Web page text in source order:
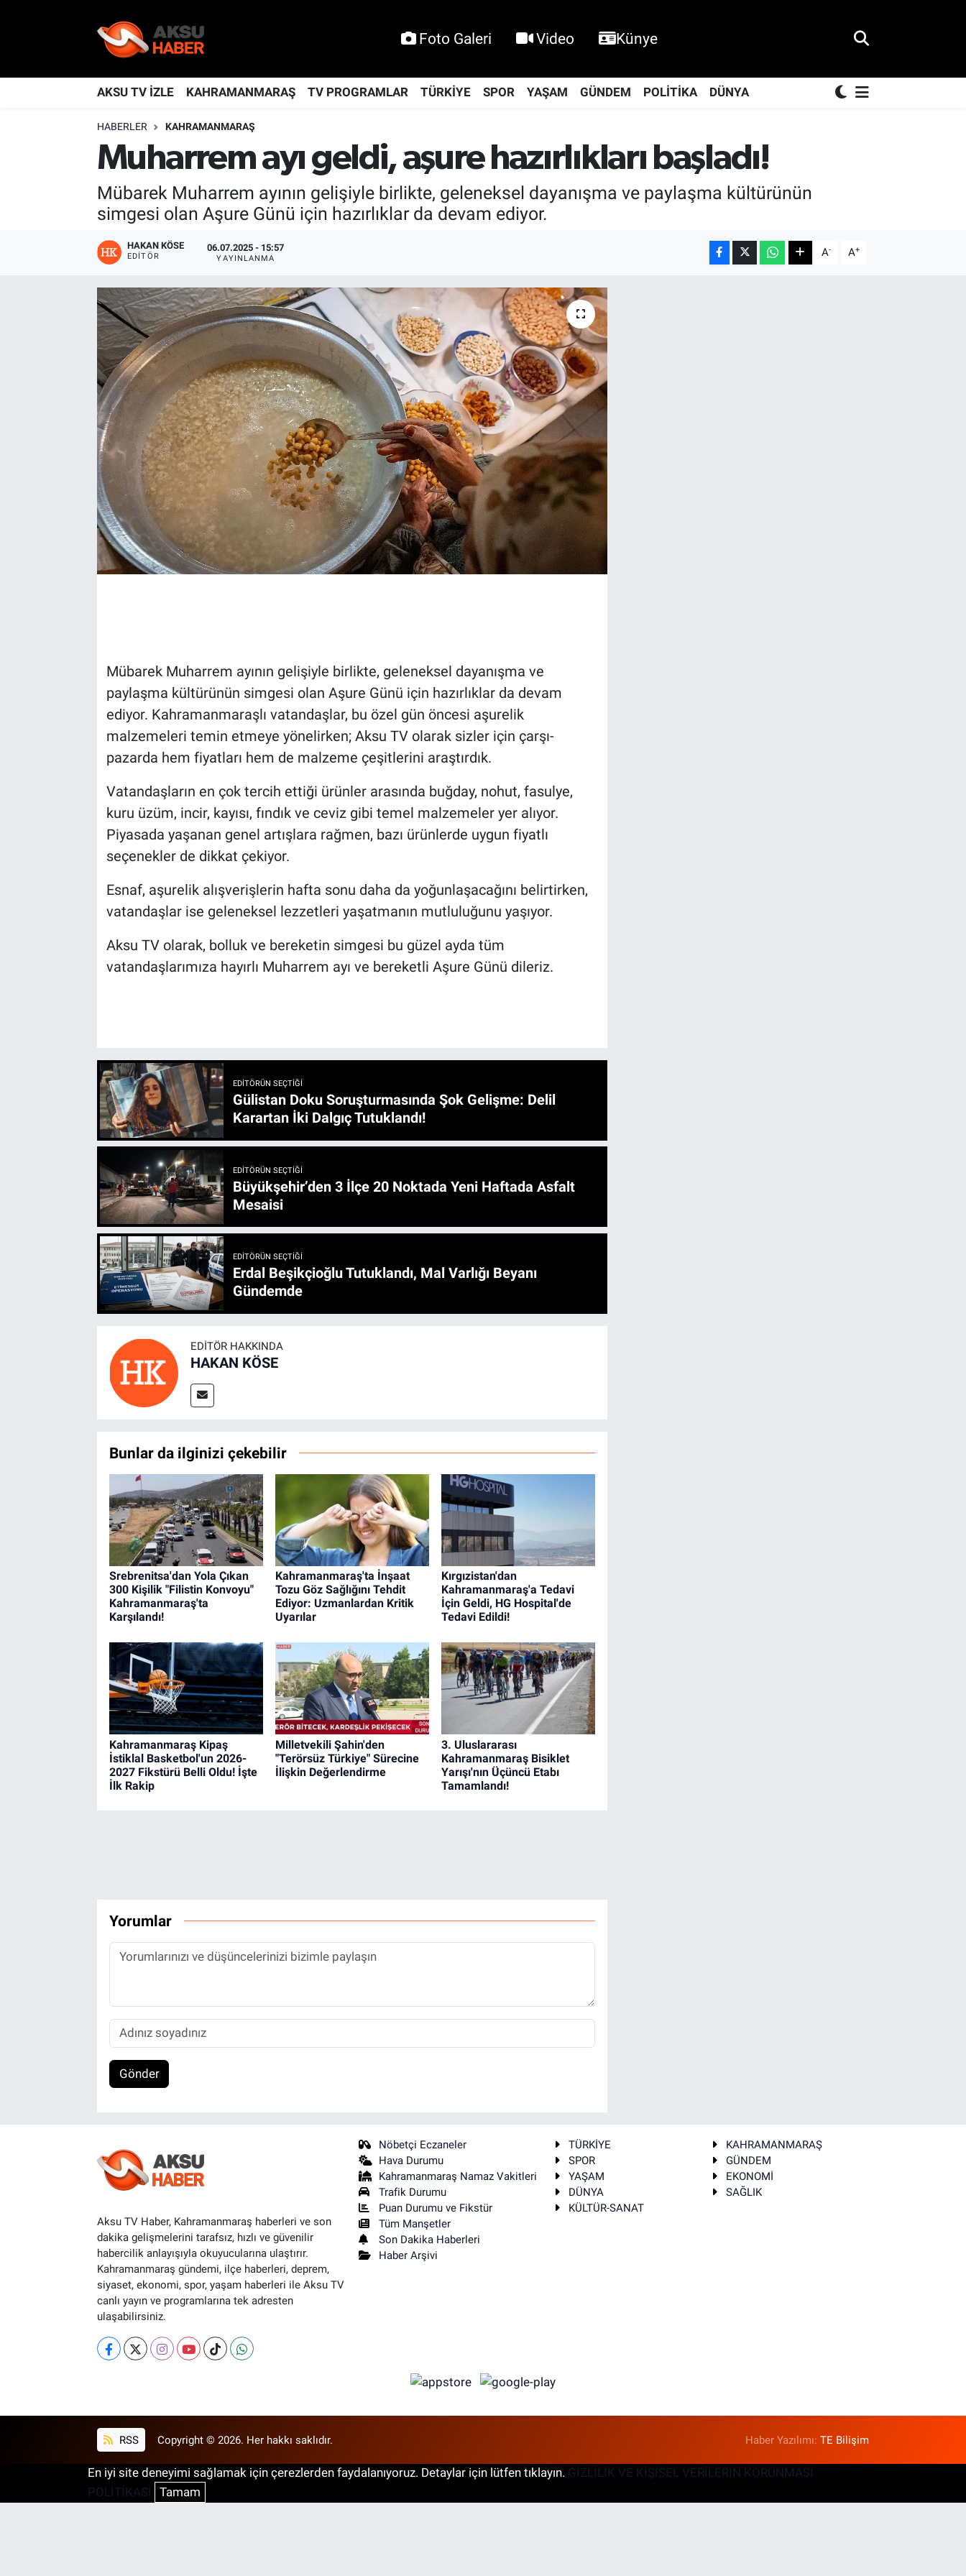
Foto Galeri Video Künye
AKSU TV İZLE KAHRAMANMARAŞ TV PROGRAMLAR TÜRKİYE SPOR YAŞAM GÜNDEM POLİTİKA DÜNYA
HABERLER KAHRAMANMARAŞ
Muharrem ayı geldi, aşure hazırlıkları başladı!
Mübarek Muharrem ayının gelişiyle birlikte, geleneksel dayanışma ve paylaşma kültürünün
simgesi olan Aşure Günü için hazırlıklar da devam ediyor.
HAKAN KÖSE
EDITÖR
06.07.2025 - 15:57
YAYINLANMA A- A+
Mübarek Muharrem ayının gelişiyle birlikte, geleneksel dayanışma ve
paylaşma kültürünün simgesi olan Aşure Günü için hazırlıklar da devam
ediyor. Kahramanmaraşlı vatandaşlar, bu özel gün öncesi aşurelik
malzemeleri temin etmeye yönelirken; Aksu TV olarak sizler için çarşı-
pazarda hem fiyatları hem de malzeme çeşitlerini araştırdık.
Vatandaşların en çok tercih ettiği ürünler arasında buğday, nohut, fasulye,
kuru üzüm, incir, kayısı, fındık ve ceviz gibi temel malzemeler yer alıyor.
Piyasada yaşanan genel artışlara rağmen, bazı ürünlerde uygun fiyatlı
seçenekler de dikkat çekiyor.
Esnaf, aşurelik alışverişlerin hafta sonu daha da yoğunlaşacağını belirtirken,
vatandaşlar ise geleneksel lezzetleri yaşatmanın mutluluğunu yaşıyor.
Aksu TV olarak, bolluk ve bereketin simgesi bu güzel ayda tüm
vatandaşlarımıza hayırlı Muharrem ayı ve bereketli Aşure Günü dileriz.
EDITÖRÜN SEÇTIĞI
Gülistan Doku Soruşturmasında Şok Gelişme: Delil
Karartan İki Dalgıç Tutuklandı!
EDITÖRÜN SEÇTIĞI
Büyükşehir’den 3 İlçe 20 Noktada Yeni Haftada Asfalt
Mesaisi
EDITÖRÜN SEÇTIĞI
Erdal Beşikçioğlu Tutuklandı, Mal Varlığı Beyanı
Gündemde
EDITÖR HAKKINDA
HAKAN KÖSE
Bunlar da ilginizi çekebilir
Srebrenitsa'dan Yola Çıkan
300 Kişilik "Filistin Konvoyu"
Kahramanmaraş'ta
Karşılandı!
Kahramanmaraş'ta İnşaat
Tozu Göz Sağlığını Tehdit
Ediyor: Uzmanlardan Kritik
Uyarılar
Kırgızistan'dan
Kahramanmaraş'a Tedavi
İçin Geldi, HG Hospital'de
Tedavi Edildi!
Kahramanmaraş Kipaş
İstiklal Basketbol'un 2026-
2027 Fikstürü Belli Oldu! İşte
İlk Rakip
Milletvekili Şahin'den
"Terörsüz Türkiye" Sürecine
İlişkin Değerlendirme
3. Uluslararası
Kahramanmaraş Bisiklet
Yarışı'nın Üçüncü Etabı
Tamamlandı!
Yorumlar
Gönder
Aksu TV Haber, Kahramanmaraş haberleri ve son
dakika gelişmelerini tarafsız, hızlı ve güvenilir
habercilik anlayışıyla okuyucularına ulaştırır.
Kahramanmaraş gündemi, ilçe haberleri, deprem,
siyaset, ekonomi, spor, yaşam haberleri ile Aksu TV
canlı yayın ve programlarına tek adresten
ulaşabilirsiniz.
Nöbetçi Eczaneler
Hava Durumu
Kahramanmaraş Namaz Vakitleri
Trafik Durumu
Puan Durumu ve Fikstür
Tüm Manşetler
Son Dakika Haberleri
Haber Arşivi
TÜRKİYE
KAHRAMANMARAŞ
SPOR
GÜNDEM
YAŞAM
EKONOMİ
DÜNYA
SAĞLIK
KÜLTÜR-SANAT
RSS Copyright © 2026. Her hakkı saklıdır. Haber Yazılımı:TE Bilişim
En iyi site deneyimi sağlamak için çerezlerden faydalanıyoruz. Detaylar için lütfen tıklayın. GİZLİLİK VE KİŞİSEL VERİLERİN KORUNMASI
POLİTİKASI
Tamam
KAHRAMANMARAŞ
KÜLTÜR-SANAT
TEKNOLOJİ
Nöbetçi Eczaneler
Hava Durumu
Kahramanmaraş Namaz Vakitleri
Trafik Durumu
TFF 2.Lig Kırmızı Grup Puan Durumu ve Fikstür
Tüm Manşetler
Haber Arşivi